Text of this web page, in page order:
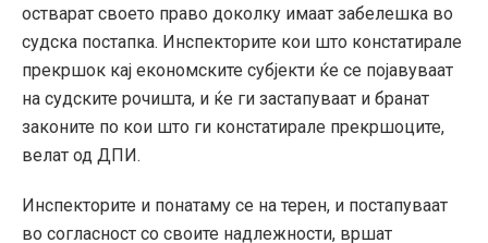
остварат своето право доколку имаат забелешка во
судска постапка. Инспекторите кои што констатирале
прекршок кај економските субјекти ќе се појавуваат
на судските рочишта, и ќе ги застапуваат и бранат
законите по кои што ги констатирале прекршоците,
велат од ДПИ.
Инспекторите и понатаму се на терен, и постапуваат
во согласност со своите надлежности, вршат